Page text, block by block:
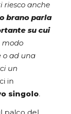
riesco anche
brano parla
su cui
modo
o ad una
un
in
singolo.